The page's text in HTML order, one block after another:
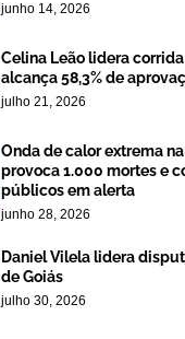
junho 14, 2026
Celina Leão lidera corrida
alcança 58,3% de
julho 21, 2026
Onda de calor extrema
provoca 1.000 mortes e
públicos em alerta
junho 28, 2026
Daniel Vilela lidera
de Goiás
julho 30, 2026